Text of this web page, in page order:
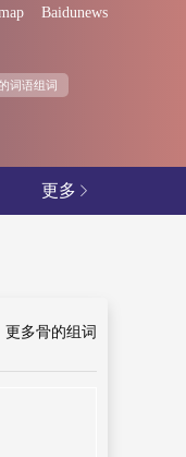
Baidunews
词语组词
更多 
更多骨的组词